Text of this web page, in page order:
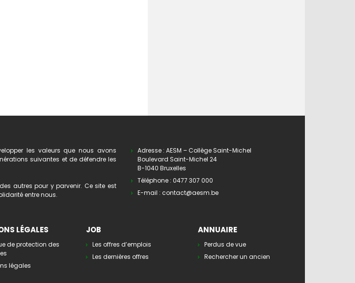
les valeurs que nous avons
suivantes et de défendre les
autres pour y parvenir. Ce site est
entre nous.
Adresse : AESM – Collège Saint-Michel
Boulevard Saint-Michel 24
B-1040 Bruxelles
Téléphone : 0477 307 000
E-mail : contact@aesm.be
LÉGALES
de protection des
légales
JOB
Les offres d’emplois
Les dernières offres
ANNUAIRE
Perdus de vue
Rechercher un ancien